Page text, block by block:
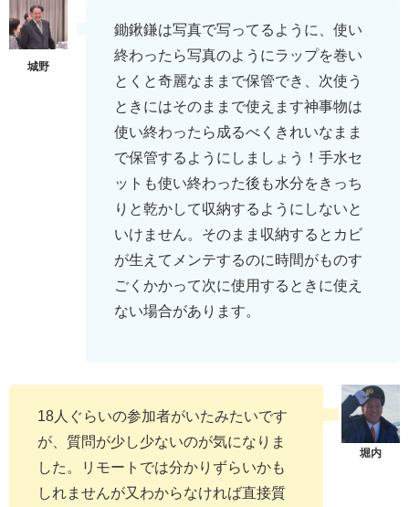
鋤鍬鎌は写真で写ってるように、使い
終わったら写真のようにラップを巻い
とくと奇麗なままで保管でき、次使う
ときにはそのままで使えます神事物は
使い終わったら成るべくきれいなまま
で保管するようにしましょう！手水セ
ットも使い終わった後も水分をきっち
りと乾かして収納するようにしないと
いけません。そのまま収納するとカビ
が生えてメンテするのに時間がものす
ごくかかって次に使用するときに使え
ない場合があります。
18人ぐらいの参加者がいたみたいです
が、質問が少し少ないのが気になりま
した。リモートでは分かりずらいかも
しれませんが又わからなければ直接質